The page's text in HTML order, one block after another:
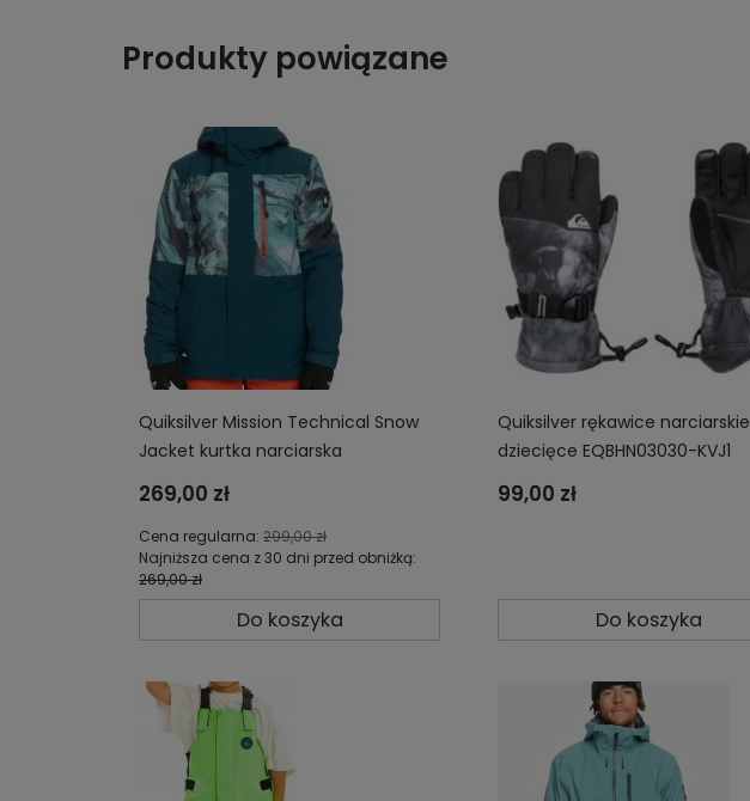
Produkty powiązane
Quiksilver Mission Technical Snow
Jacket kurtka narciarska
snowboardowa dziecięca
EQBTJ03155-BSM1
269,00 zł
Cena regularna: 299,00 zł
Najniższa cena z 30 dni przed obniżką:
269,00 zł
Do koszyka
Quiksilver rękawice narciarskie
dziecięce EQBHN03030-KVJ1
99,00 zł
Do koszyka